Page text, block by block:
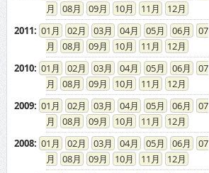
08
09 10 11
12
2011: 01 02 03 04 05 06
07
08
09 10 11
12
2010: 01 02 03 04 05 06
07
08
09 10 11
12
2009: 01 02 03 04 05 06
07
08
09 10 11
12
2008: 01 02 03 04 05 06
07
08
09 10 11
12